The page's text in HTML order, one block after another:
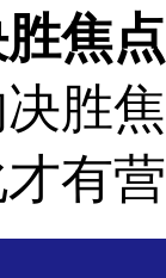
焦点
胜
有